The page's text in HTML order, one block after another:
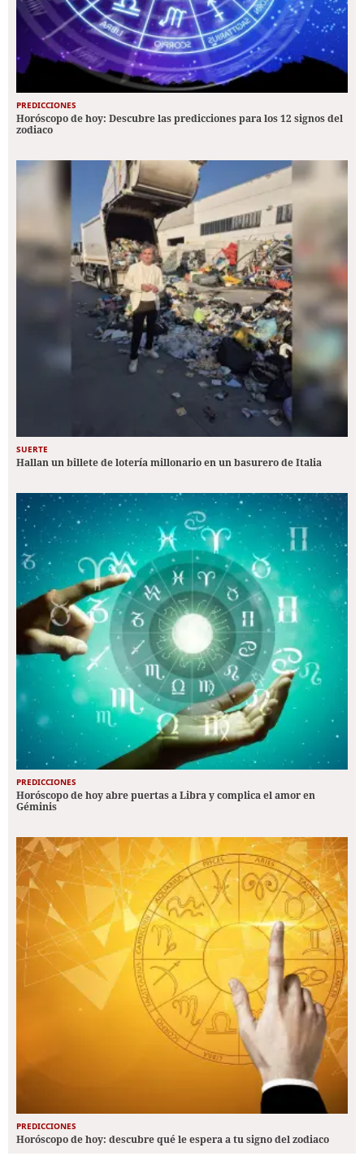
PREDICCIONES
Horóscopo de hoy: Descubre las predicciones para los 12 signos del
zodiaco
SUERTE
Hallan un billete de lotería millonario en un basurero de Italia
PREDICCIONES
Horóscopo de hoy abre puertas a Libra y complica el amor en
Géminis
PREDICCIONES
Horóscopo de hoy: descubre qué le espera a tu signo del zodiaco